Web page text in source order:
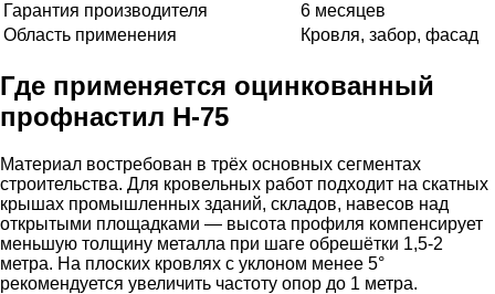
Гарантия производителя
6 месяцев
Область применения
Кровля, забор, фасад
Где применяется оцинкованный
профнастил Н-75
Материал востребован в трёх основных сегментах
строительства. Для кровельных работ подходит на скатных
крышах промышленных зданий, складов, навесов над
открытыми площадками — высота профиля компенсирует
меньшую толщину металла при шаге обрешётки 1,5-2
метра. На плоских кровлях с уклоном менее 5°
рекомендуется увеличить частоту опор до 1 метра.